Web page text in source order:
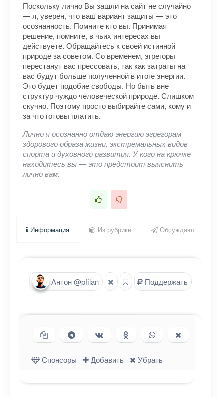
Поскольку лично Вы зашли на сайт не случайно
— я, уверен, что ваш вариант защиты — это
осознанность. Помните кто вы. Принимая
решение, помните, в чьих интересах вы
действуете. Обращайтесь к своей истинной
природе за советом. Со временем, эгрегоры
перестанут вас прессовать, так как затраты на
вас будут больше полученной в итоге энергии.
Это будет подобие свободы. Но быть вне
структур чуждо человеческой природе. Слишком
скучно. Поэтому просто выбирайте сами, кому и
за что готовы платить.
Лично я осознанно отдаю энергию эгрегорам
здорового образа жизни, экстремальных видов
спорта и духовного развития. У кого на крючке
находитесь вы — это предстоит выяснить
лично вам.
Информация Из рубрики Обсуждают
Антон @pfilan Поддержать
Копировать ссылку
Поделиться в Telegram
Поделиться ВКонтакте
Поделиться в
Одноклассниках
Поделиться в
WhatsApp
в X (Twitter)
Спонсоры
Добавить Убрать